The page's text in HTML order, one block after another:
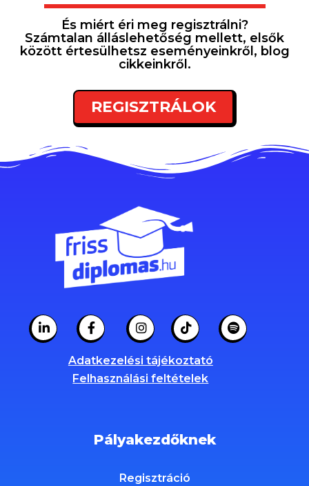
És miért éri meg regisztrálni?
Számtalan álláslehetőség mellett, elsők
között értesülhetsz eseményeinkről, blog
cikkeinkről.
REGISZTRÁLOK
Adatkezelési tájékoztató
Felhasználási feltételek
Pályakezdőknek
Regisztráció